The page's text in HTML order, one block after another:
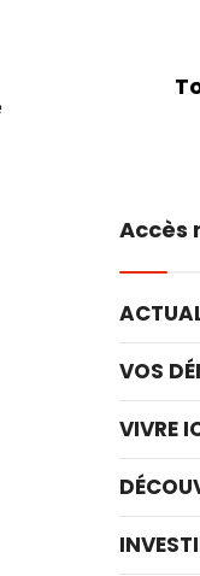
Accès
VOS
VIVRE